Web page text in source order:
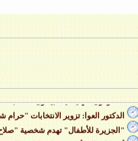
متطرفون صهاينة يستبيحون المسجد
الدكتور العوا: تزوير الانتخابات "حرام
"الجزيرة للأطفال" تهدم شخصية "صلاح
أمريكا تطلق أكبر قمر اصطناعي